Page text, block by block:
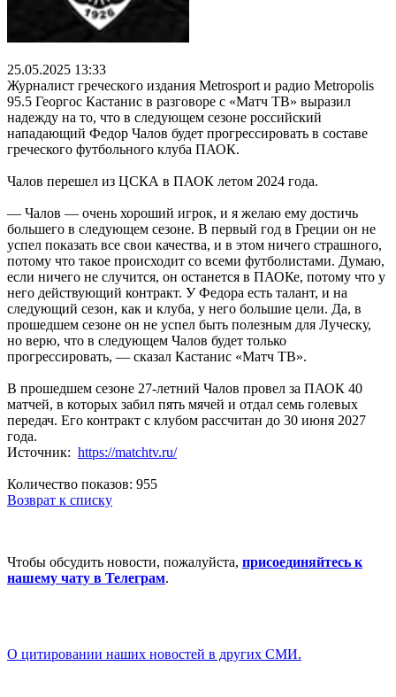
25.05.2025 13:33
Журналист греческого издания Metrosport и радио Metropolis
95.5 Георгос Кастанис в разговоре с «Матч ТВ» выразил
надежду на то, что в следующем сезоне российский
нападающий Федор Чалов будет прогрессировать в составе
греческого футбольного клуба ПАОК.
Чалов перешел из ЦСКА в ПАОК летом 2024 года.
— Чалов — очень хороший игрок, и я желаю ему достичь
большего в следующем сезоне. В первый год в Греции он не
успел показать все свои качества, и в этом ничего страшного,
потому что такое происходит со всеми футболистами. Думаю,
если ничего не случится, он останется в ПАОКе, потому что у
него действующий контракт. У Федора есть талант, и на
следующий сезон, как и клуба, у него большие цели. Да, в
прошедшем сезоне он не успел быть полезным для Луческу,
но верю, что в следующем Чалов будет только
прогрессировать, — сказал Кастанис «Матч ТВ».
В прошедшем сезоне 27‑летний Чалов провел за ПАОК 40
матчей, в которых забил пять мячей и отдал семь голевых
передач. Его контракт с клубом рассчитан до 30 июня 2027
года.
Источник: https://matchtv.ru/
Количество показов: 955
Возврат к списку
Чтобы обсудить новости, пожалуйста, присоединяйтесь к
нашему чату в Телеграм.
О цитировании наших новостей в других СМИ.